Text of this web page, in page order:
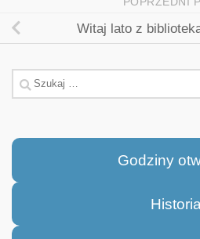
Witaj lato z
Szukaj:
Godziny
Historia